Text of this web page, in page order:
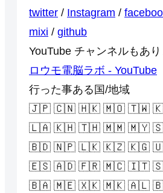
twitter / Instagram /
mixi / github
YouTube チャンネルもあ
ロウモ電脳ラボ - YouTube
行った事ある国/地域
🇯🇵 🇨🇳 🇭🇰 🇲🇴 🇹🇼
🇱🇦 🇰🇭 🇹🇭 🇲🇲 🇲🇾
🇧🇩 🇳🇵 🇱🇰 🇰🇿 🇰🇬
🇪🇸 🇦🇩 🇫🇷 🇲🇨 🇮🇹
🇧🇦 🇲🇪 🇽🇰 🇲🇰 🇦🇱